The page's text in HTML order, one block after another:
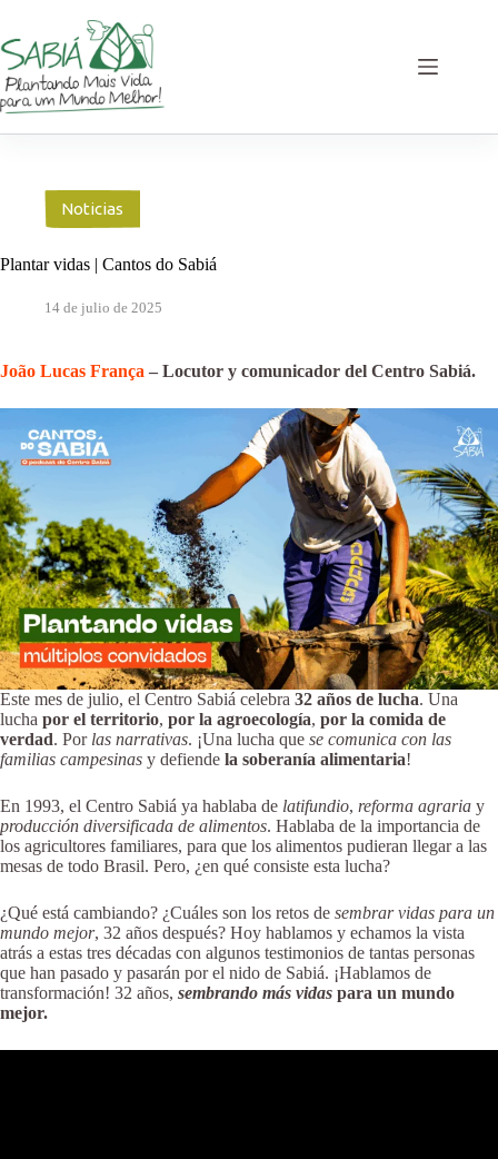
contenido
Noticias
Plantar vidas | Cantos do Sabiá
14 de julio de 2025
João Lucas França – Locutor y comunicador del Centro Sabiá.
Este mes de julio, el Centro Sabiá celebra 32 años de lucha. Una
lucha por el territorio, por la agroecología, por la comida de
verdad. Por las narrativas. ¡Una lucha que se comunica con las
familias campesinas y defiende la soberanía alimentaria!
En 1993, el Centro Sabiá ya hablaba de latifundio, reforma agraria y
producción diversificada de alimentos. Hablaba de la importancia de
los agricultores familiares, para que los alimentos pudieran llegar a las
mesas de todo Brasil. Pero, ¿en qué consiste esta lucha?
¿Qué está cambiando? ¿Cuáles son los retos de sembrar vidas para un
mundo mejor, 32 años después? Hoy hablamos y echamos la vista
atrás a estas tres décadas con algunos testimonios de tantas personas
que han pasado y pasarán por el nido de Sabiá. ¡Hablamos de
transformación! 32 años, sembrando más vidas para un mundo
mejor.